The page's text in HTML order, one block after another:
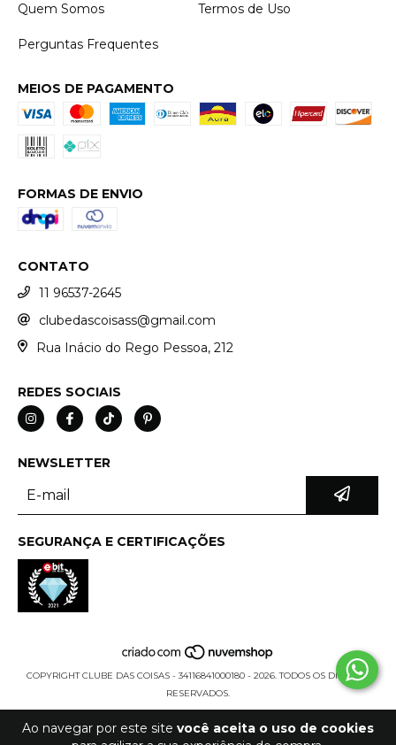
Ao navegar por este site você aceita o uso de cookies
Quem Somos Termos de Uso
Perguntas Frequentes
MEIOS DE PAGAMENTO
FORMAS DE ENVIO
CONTATO
11 96537-2645
clubedascoisass@gmail.com
Rua Inácio do Rego Pessoa, 212
REDES SOCIAIS
NEWSLETTER
SEGURANÇA E CERTIFICAÇÕES
COPYRIGHT CLUBE DAS COISAS - 34116841000180 - 2026. TODOS OS DIREITOS
RESERVADOS.